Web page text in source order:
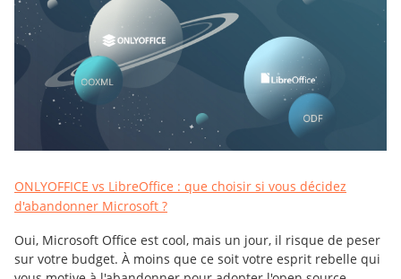
ONLYOFFICE vs LibreOffice : que choisir si vous décidez
d'abandonner Microsoft ?
Oui, Microsoft Office est cool, mais un jour, il risque de peser
sur votre budget. À moins que ce soit votre esprit rebelle qui